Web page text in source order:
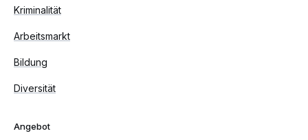
Kriminalität
Arbeitsmarkt
Bildung
Diversität
Angebot